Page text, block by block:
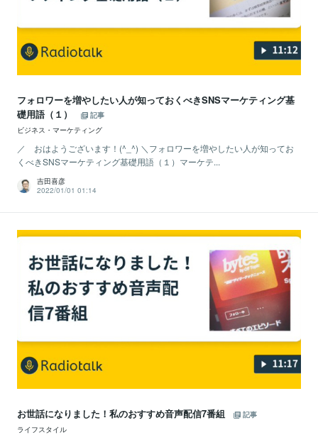
フォロワーを増やしたい人が知っておくべきSNSマーケティング基
礎用語（１）
記事
ビジネス・マーケティング
／ おはようございます！(^_^) ＼フォロワーを増やしたい人が知ってお
くべきSNSマーケティング基礎用語（１）マーケテ...
吉田喜彦
2022/01/01 01:14
お世話になりました！私のおすすめ音声配信7番組
記事
ライフスタイル